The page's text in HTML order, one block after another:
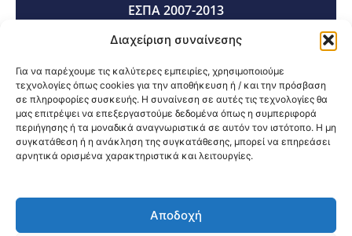
Διαχείριση συναίνεσης
Για να παρέχουμε τις καλύτερες εμπειρίες, χρησιμοποιούμε
τεχνολογίες όπως cookies για την αποθήκευση ή / και την πρόσβαση
σε πληροφορίες συσκευής. Η συναίνεση σε αυτές τις τεχνολογίες θα
μας επιτρέψει να επεξεργαστούμε δεδομένα όπως η συμπεριφορά
περιήγησης ή τα μοναδικά αναγνωριστικά σε αυτόν τον ιστότοπο. Η μη
συγκατάθεση ή η ανάκληση της συγκατάθεσης, μπορεί να επηρεάσει
αρνητικά ορισμένα χαρακτηριστικά και λειτουργίες.
Αποδοχή
ΕΣΠΑ 2007-2013
ΕΣΠΑ 2014-2020
ΕΣΠΑ 2021-2027
@2026 3ype.gr All rights reserved